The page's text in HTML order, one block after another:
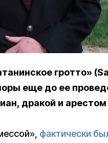
гротто»
еще до ее
дракой и
фактически